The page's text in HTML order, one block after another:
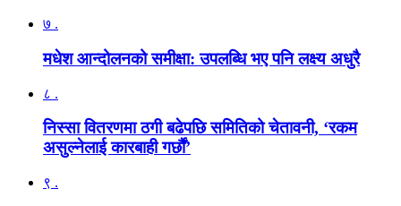
७ .
मधेश आन्दोलनको समीक्षा: उपलब्धि भए पनि लक्ष्य अधुरै
८ .
निस्सा वितरणमा ठगी बढेपछि समितिको चेतावनी, ‘रकम
असुल्नेलाई कारबाही गर्छाैं’
९ .